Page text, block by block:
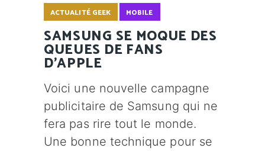
ACTUALITÉ GEEK MOBILE
SAMSUNG SE MOQUE DES
QUEUES DE FANS
D'APPLE
Voici une nouvelle campagne
publicitaire de Samsung qui ne
fera pas rire tout le monde.
Une bonne technique pour se